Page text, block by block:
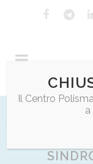
Il Centro